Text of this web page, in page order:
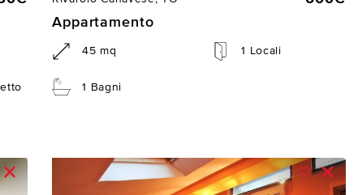
Appartamento
45 mq 1 Locali
1 Bagni